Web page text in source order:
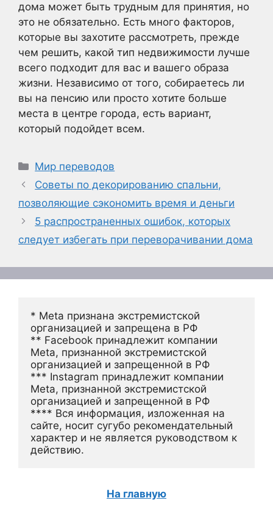
дома может быть трудным для принятия, но
это не обязательно. Есть много факторов,
которые вы захотите рассмотреть, прежде
чем решить, какой тип недвижимости лучше
всего подходит для вас и вашего образа
жизни. Независимо от того, собираетесь ли
вы на пенсию или просто хотите больше
места в центре города, есть вариант,
который подойдет всем.
Рубрики
Мир переводов
Советы по декорированию спальни,
позволяющие сэкономить время и деньги
5 распространенных ошибок, которых
следует избегать при переворачивании дома
* Meta признана экстремистской
организацией и запрещена в РФ
** Facebook принадлежит компании
Meta, признанной экстремистской
организацией и запрещенной в РФ
*** Instagram принадлежит компании
Meta, признанной экстремистской
организацией и запрещенной в РФ
**** Вся информация, изложенная на
сайте, носит сугубо рекомендательный
характер и не является руководством к
действию.
На главную